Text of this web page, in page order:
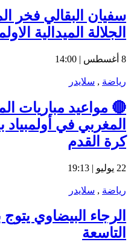
سفيان البقالي فخر
الجلالة الميدالية
8 أغسطس | 14:00
رياضة , سلايدر
🔴 مواعيد مباريات
كرة القدم
22 يوليو | 19:13
رياضة , سلايدر
الرجاء البيضاوي
التاسعة